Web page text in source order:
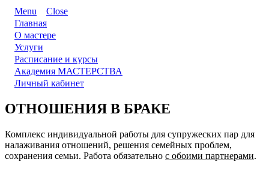
Menu
Close
Главная
О мастере
Услуги
Расписание и курсы
Академия МАСТЕРСТВА
Личный кабинет
ОТНОШЕНИЯ В БРАКЕ
Комплекс индивидуальной работы для супружеских пар для
налаживания отношений, решения семейных проблем,
сохранения семьи. Работа обязательно с обоими партнерами.